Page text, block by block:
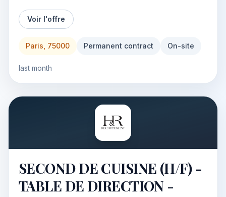
Voir l'offre
Paris, 75000 Permanent contract On-site
last month
SECOND DE CUISINE (H/F) -
TABLE DE DIRECTION -